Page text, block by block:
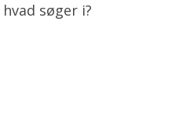
søger i?